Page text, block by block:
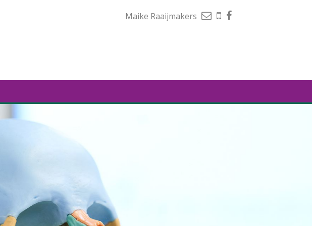
Maike Raaijmakers